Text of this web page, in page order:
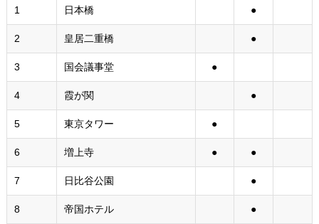
1 日本橋 ●
2 皇居二重橋 ●
3 国会議事堂 ●
4 霞が関 ●
5 東京タワー ●
6 増上寺 ● ●
7 日比谷公園 ●
8 帝国ホテル ●